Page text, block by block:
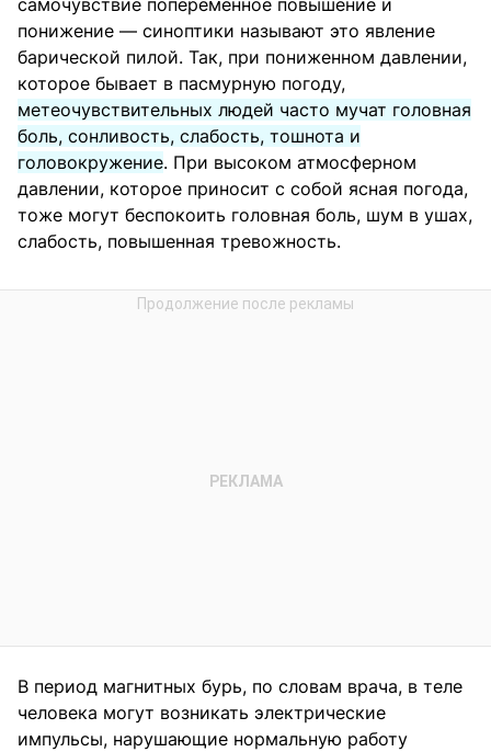
самочувствие попеременное повышение и
понижение — синоптики называют это явление
барической пилой. Так, при пониженном давлении,
которое бывает в пасмурную погоду,
метеочувствительных людей часто мучат головная
боль, сонливость, слабость, тошнота и
головокружение. При высоком атмосферном
давлении, которое приносит с собой ясная погода,
тоже могут беспокоить головная боль, шум в ушах,
слабость, повышенная тревожность.
В период магнитных бурь, по словам врача, в теле
человека могут возникать электрические
импульсы, нарушающие нормальную работу